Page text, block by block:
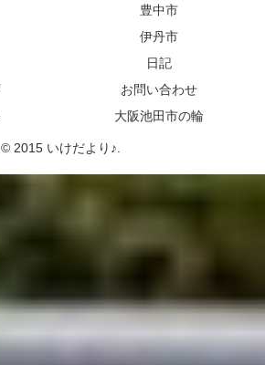
豊中市
伊丹市
日記
お問い合わせ
大阪池田市の輪
© 2015 いけだより♪.